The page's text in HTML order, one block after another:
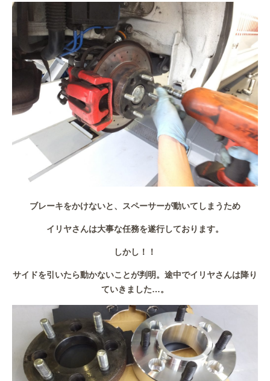
ブレーキをかけないと、スペーサーが動いてしまうため
イリヤさんは大事な任務を遂行しております。
しかし！！
サイドを引いたら動かないことが判明。途中でイリヤさんは降り
ていきました…。